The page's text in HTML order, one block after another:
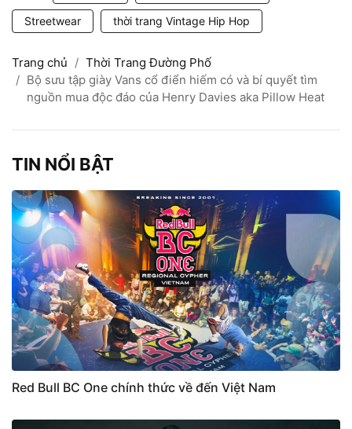
Streetwear thời trang Vintage Hip Hop
Trang chủ
Thời Trang Đường Phố
Bộ sưu tập giày Vans cổ điển hiếm có và bí quyết tìm
nguồn mua độc đáo của Henry Davies aka Pillow Heat
TIN NỔI BẬT
Red Bull BC One chính thức về đến Việt Nam